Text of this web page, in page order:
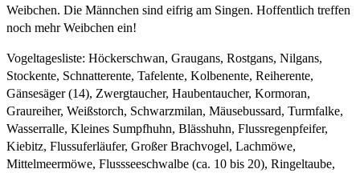
Weibchen. Die Männchen sind eifrig am Singen. Hoffentlich treffen
noch mehr Weibchen ein!
Vogeltagesliste: Höckerschwan, Graugans, Rostgans, Nilgans,
Stockente, Schnatterente, Tafelente, Kolbenente, Reiherente,
Gänsesäger (14), Zwergtaucher, Haubentaucher, Kormoran,
Graureiher, Weißstorch, Schwarzmilan, Mäusebussard, Turmfalke,
Wasserralle, Kleines Sumpfhuhn, Blässhuhn, Flussregenpfeifer,
Kiebitz, Flussuferläufer, Großer Brachvogel, Lachmöwe,
Mittelmeermöwe, Flussseeschwalbe (ca. 10 bis 20), Ringeltaube,